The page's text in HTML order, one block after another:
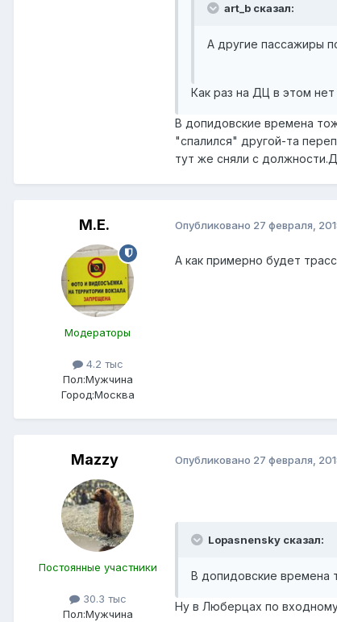
art_b сказал:
А другие пассажиры
Как раз на ДЦ в этом
В допидовские времена
"спалился" другой-та
тут же сняли с
М.Е.
Модераторы
4.2 тыс
Пол:Мужчина
Город:Москва
Опубликовано 27 февраля,
А как примерно будет
Mazzy
Постоянные участники
30.3 тыс
Пол:Мужчина
Опубликовано 27 февраля,
Lopasnensky сказал:
В допидовские времена
Ну в Люберцах по